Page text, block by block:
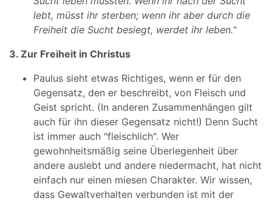
lebt, müsst ihr sterben; wenn ihr aber durch die
Freiheit die Sucht besiegt, werdet ihr leben."
3. Zur Freiheit in Christus
Paulus sieht etwas Richtiges, wenn er für den
Gegensatz, den er beschreibt, von Fleisch und
Geist spricht. (In anderen Zusammenhängen gilt
auch für ihn dieser Gegensatz nicht!) Denn Sucht
ist immer auch "fleischlich". Wer
gewohnheitsmäßig seine Überlegenheit über
andere auslebt und andere niedermacht, hat nicht
einfach nur einen miesen Charakter. Wir wissen,
dass Gewaltverhalten verbunden ist mit der